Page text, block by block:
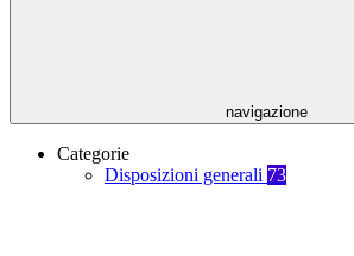
navigazione
Categorie
Disposizioni generali 73